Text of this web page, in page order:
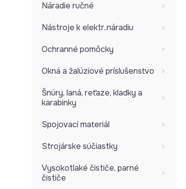
Náradie ručné
Nástroje k elektr..náradiu
Ochranné pomôcky
Okná a žalúziové príslušenstvo
Šnúry, laná, reťaze, kladky a
karabinky
Spojovací materiál
Strojárske súčiastky
Vysokotlaké čističe, parné
čističe